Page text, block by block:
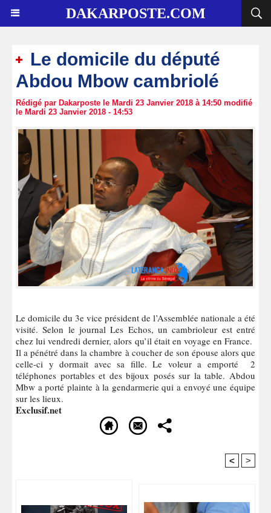
DAKARPOSTE.COM
Le domicile du député
Abdou Mbow cambriolé
Rédigé par Dakarposte le Mardi 23 Janvier 2018 à 14:50 modifié
le Mardi 23 Janvier 2018 - 14:53
Le domicile du 3e vice président de l’Assemblée nationale a été
visité. Selon le journal Les Echos, un cambrioleur est entré
chez lui vendredi dernier, alors qu’il était en voyage en France.
Il a pénétré dans la chambre à coucher de son épouse alors que
celle-ci y dormait avec sa fille. Le voleur a emporté 2
téléphones portables et des bijoux posés sur la table. Abdou
Mbw a porté plainte à la gendarmerie qui a envoyé une équipe
sur les lieux.
Exclusif.net
< >